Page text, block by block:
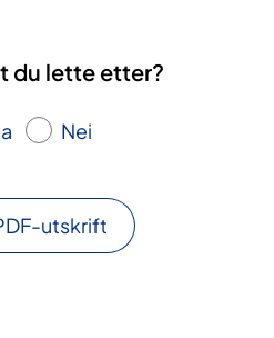
du lette etter?
Nei
utskrift